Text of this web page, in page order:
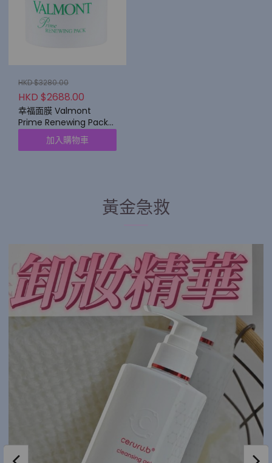
HKD $3280.00
HKD $2688.00
幸福面膜 Valmont
Prime Renewing Pack
200 ml 加入購物車
黃金急救